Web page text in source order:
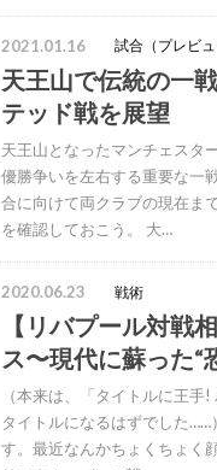
2021.01.16 試合（プレビュ
天王山で伝統の一
テッド戦を展望
天王山となったマンチェスタ
優勝争いを左右する重要な一
合に向けて両クラブの現在ま
を確認しておこう。 大…
2020.06.23 戦術
【リバプール対戦
ス〜現代に蘇った“
（本来は、「タイトルに王
タイトルになるはずでした
す。最近なんかちょくちょく